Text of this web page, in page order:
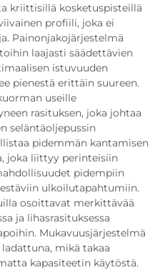
kriittisillä kosketuspisteillä
profiili, joka ei
Painonjakojärjestelmä
laajasti säädettävien
istuvuuden
pienestä erittäin suureen.
useille
rasituksen, joka johtaa
seläntäoljepussin
pidemmän kantamisen
joka liittyy perinteisiin
pidempiin
ulkoilutapahtumiin.
osoittavat merkittävää
ja lihasrasituksessa
Mukavuusjärjestelmä
mikä takaa
kapasiteetin käytöstä.